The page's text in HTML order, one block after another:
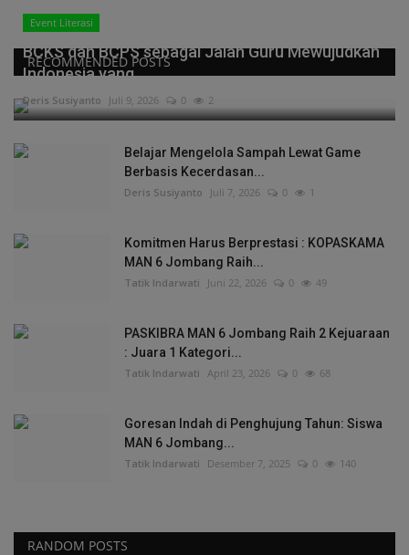
RECOMMENDED POSTS
Event Literasi
BCKS dan BCPS sebagai Jalan Guru Mewujudkan
Indonesia yang...
Deris Susiyanto Juli 9, 2026 0 2
Belajar Mengelola Sampah Lewat Game
Berbasis Kecerdasan...
Deris Susiyanto Juli 7, 2026 0 1
Komitmen Harus Berprestasi : KOPASKAMA
MAN 6 Jombang Raih...
Tatik Indarwati Juni 22, 2026 0 49
PASKIBRA MAN 6 Jombang Raih 2 Kejuaraan
: Juara 1 Kategori...
Tatik Indarwati April 23, 2026 0 68
Goresan Indah di Penghujung Tahun: Siswa
MAN 6 Jombang...
Tatik Indarwati Desember 7, 2025 0 140
RANDOM POSTS